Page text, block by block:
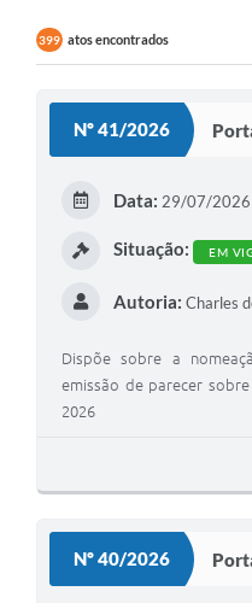
399 atos encontrados
Nº 41/2026
Data: 29/07/2026
Situação: EM
Autoria: Charles
Dispõe sobre a
emissão de parecer
2026
Nº 40/2026